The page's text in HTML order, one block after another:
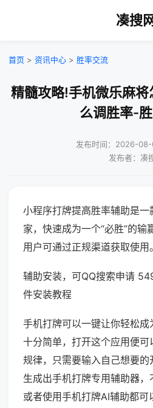
凑搜
首页 > 资讯中心 > 胜率交流
精髓攻略!手机微乐麻将
么调胜率-
发布时间：2026-08-
发布者：凑
小程序打牌提高胜率辅助是
家，快速成为一个“必胜”的输
用户可通过正规渠道获取使用。
辅助安装，可QQ搜索申请
件安装教程
手机打牌可以一键让你轻松成
十分简单，打开这个应用便
规律，只需要输入自己想要
生成出手机打牌专用辅助器
或者使用手机打牌AI辅助都可